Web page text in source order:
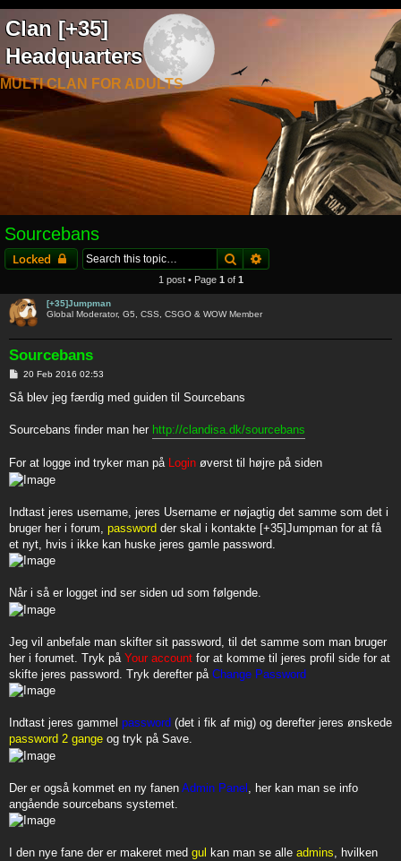
Clan [+35]
Headquarters
MULTI CLAN FOR ADULTS
Sourcebans
Locked SearchAdvanced search
1 post • Page 1 of 1
[+35]Jumpman
Global Moderator, G5, CSS, CSGO & WOW Member
Sourcebans
P
s
20 Feb 2016 02:53
Så blev jeg færdig med guiden til Sourcebans
Sourcebans finder man her http://clandisa.dk/sourcebans
For at logge ind tryker man på Login øverst til højre på siden
Indtast jeres username, jeres Username er nøjagtig det samme som det i
bruger her i forum, password der skal i kontakte [+35]Jumpman for at få
et nyt, hvis i ikke kan huske jeres gamle password.
Når i så er logget ind ser siden ud som følgende.
Jeg vil anbefale man skifter sit password, til det samme som man bruger
her i forumet. Tryk på Your account for at komme til jeres profil side for at
skifte jeres password. Tryk derefter på Change Password
Indtast jeres gammel password (det i fik af mig) og derefter jeres ønskede
password 2 gange og tryk på Save.
Der er også kommet en ny fanen Admin Panel
, her kan man se info
angående sourcebans systemet.
I den nye fane der er makeret med gul kan man se alle admins, hvilken